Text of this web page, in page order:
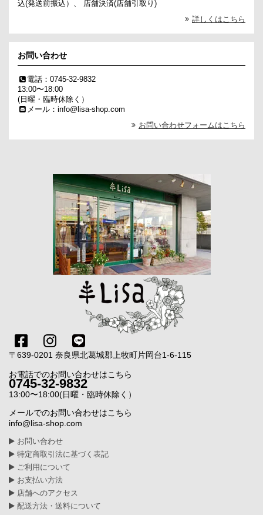
込(発送前振込）、 店舗決済(店舗引取り)
詳しくはこちら
お問い合わせ
電話：0745-32-9832
13:00〜18:00
(日曜・臨時休除く）
メール：info@lisa-shop.com
お問い合わせフォームはこちら
〒639-0201 奈良県北葛城郡上牧町片岡台1-6-115
お電話でのお問い合わせはこちら
0745-32-9832
13:00〜18:00(日曜・臨時休除く）
メールでのお問い合わせはこちら
info@lisa-shop.com
お問い合わせ
特定商取引法に基づく表記
ご利用について
お支払い方法
店舗へのアクセス
配送方法・送料について